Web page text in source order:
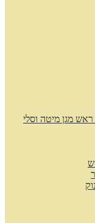
מגן מיטה וסלי